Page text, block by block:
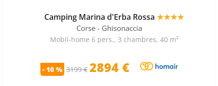
Camping Marina d'Erba Rossa ★★★★
Corse - Ghisonaccia
Mobil-home 6 pers., 3 chambres, 40 m²
- 10 % 3199 € 2894 €